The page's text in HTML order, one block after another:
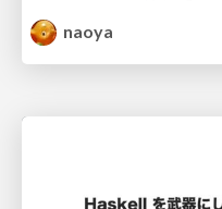
naoya